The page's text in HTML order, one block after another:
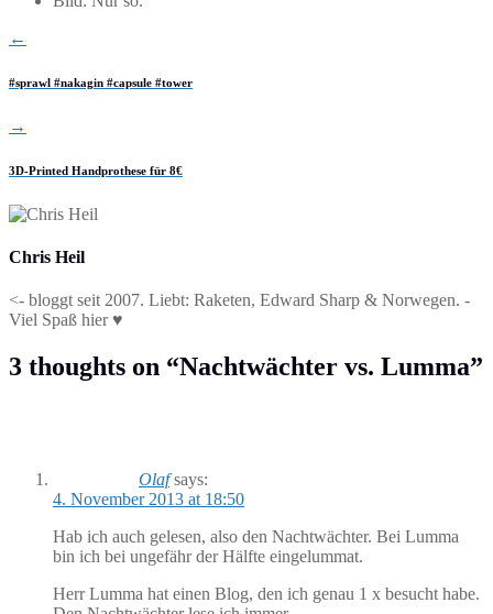
←
#sprawl #nakagin #capsule #tower
→
3D-Printed Handprothese für 8€
Chris Heil
<- bloggt seit 2007. Liebt: Raketen, Edward Sharp & Norwegen. -
Viel Spaß hier ♥
3 thoughts on “Nachtwächter vs. Lumma”
Olaf says:
4. November 2013 at 18:50
Hab ich auch gelesen, also den Nachtwächter. Bei Lumma
bin ich bei ungefähr der Hälfte eingelummat.
Herr Lumma hat einen Blog, den ich genau 1 x besucht habe.